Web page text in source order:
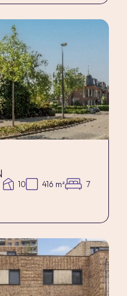
10 416 m² 7